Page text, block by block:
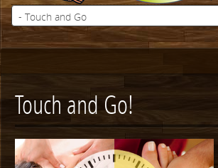
Touch and Go!